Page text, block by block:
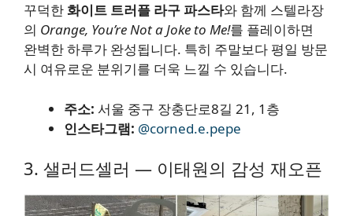
꾸덕한화이트 트러플 라구 파스타와 함께 스텔라장
의 Orange, You’re Not a Joke to Me!를 플레이하면
완벽한 하루가 완성됩니다. 특히 주말보다 평일 방문
시 여유로운 분위기를 더욱 느낄 수 있습니다.
주소: 서울 중구 장충단로8길 21, 1층
인스타그램: @corned.e.pepe
3. 샐러드셀러 — 이태원의 감성 재오픈